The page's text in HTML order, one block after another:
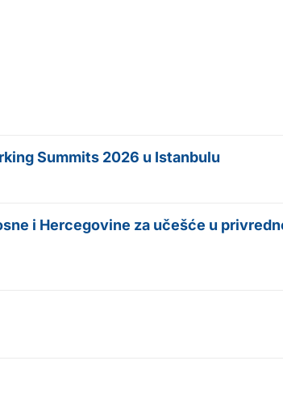
Summits 2026 u Istanbulu
i Hercegovine za učešće u